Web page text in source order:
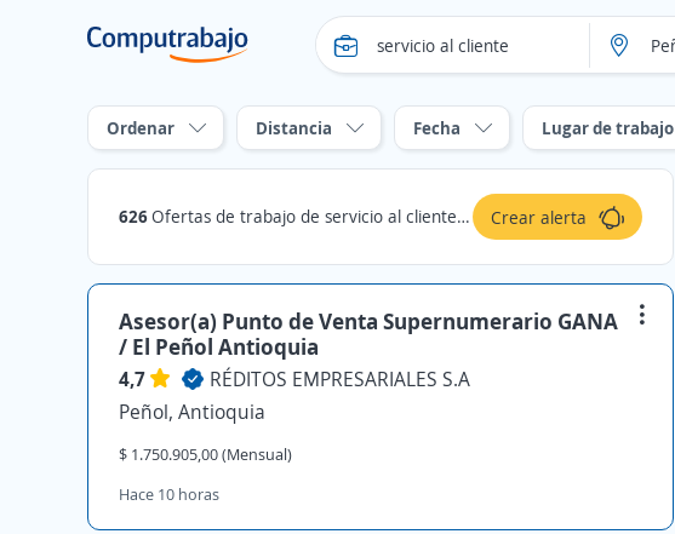
Ordenar Distancia Fecha Lugar de trabajo
626Ofertas de trabajo de servicio al cliente en Peñol, Antioquia Crear alerta
Asesor(a) Punto de Venta Supernumerario GANA
/ El Peñol Antioquia
4,7
RÉDITOS EMPRESARIALES S.A
Peñol, Antioquia
$ 1.750.905,00 (Mensual)
Hace 10 horas